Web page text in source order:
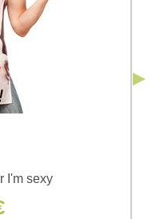
*
I'm sexy